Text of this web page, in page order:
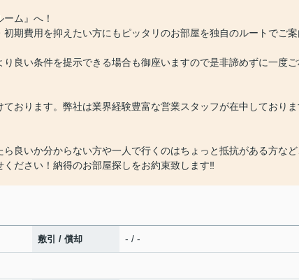
ム』へ！
期費用を抑えたい方にもピッタリのお部屋を独自のルートでご
良い条件を提示できる場合も御座いますので是非諦めずに一度
おります。弊社は業界経験豊富な営業スタッフが在中しており
良いか分からない方や一人で行くのはちょっと抵抗がある方な
ださい！納得のお部屋探しをお約束致します‼
敷引 / 償却 - / -